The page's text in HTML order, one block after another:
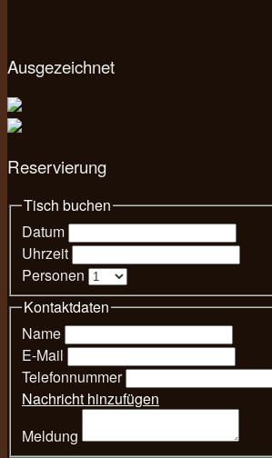
Ausgezeichnet
Reservierung
Tisch buchen
Datum
Uhrzeit
Personen
Kontaktdaten
Name
E-Mail
Telefonnummer
Nachricht hinzufügen
Meldung